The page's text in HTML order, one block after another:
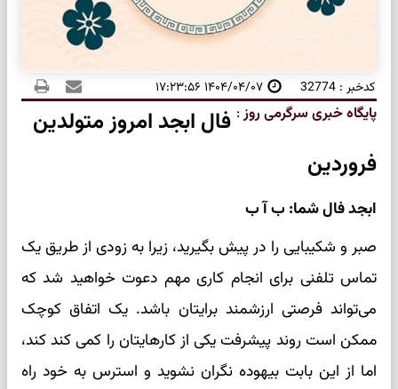
کدخبر : 32774 ۱۴۰۴/۰۴/۰۷ ۱۷:۲۳:۵۶
پایگاه خبری سرگرمی روز: فال ابجد امروز متولدین
فروردین
ابجد فال شما: ب آ ب
صبر و شکیبایی را در پیش بگیرید، زیرا به زودی از طریق یک
تماس تلفنی برای انجام کاری مهم دعوت خواهید شد که
می‌تواند فرصتی ارزشمند برایتان باشد. یک اتفاق کوچک
ممکن است روند پیشرفت یکی از کارهایتان را کمی کند کند،
اما از این بابت بیهوده نگران نشوید و استرس به خود راه